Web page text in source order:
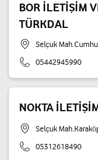
BOR İLETİŞİM
TÜRKDAL
Selçuk
05442945990
NOKTA
Selçuk
05312618490